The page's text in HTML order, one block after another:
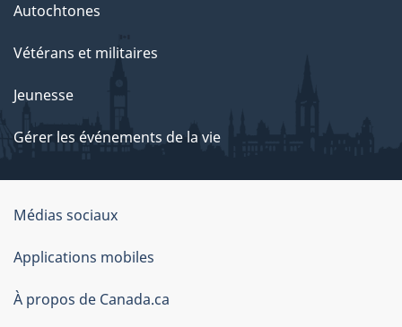
Autochtones
Vétérans et militaires
Jeunesse
Gérer les événements de la vie
Organisation
du
gouvernement
du
Médias sociaux
Applications mobiles
À propos de Canada.ca